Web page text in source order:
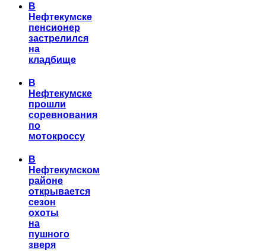
В
Нефтекумске
пенсионер
застрелился
на
кладбище
В
Нефтекумске
прошли
соревнования
по
мотокроссу
В
Нефтекумском
районе
открывается
сезон
охоты
на
пушного
зверя